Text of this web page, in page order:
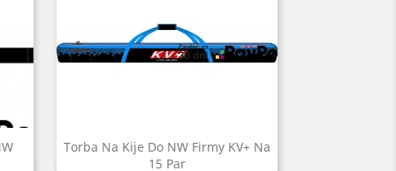
Torba Na Kije Do NW Firmy KV+ Na
15 Par